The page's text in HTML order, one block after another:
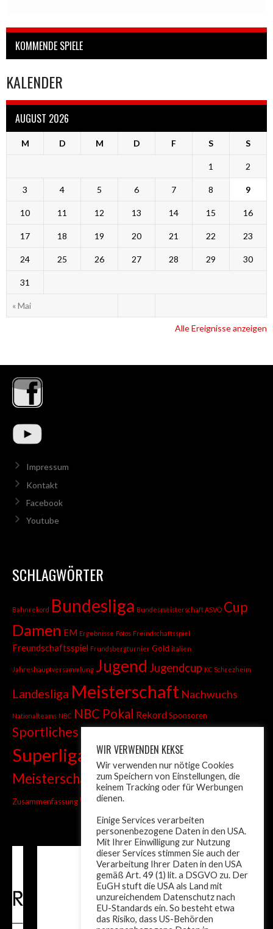
KOMMENDE SPIELE
KALENDER
AUGUST 2026
M D M D F S S
« Mai
1 2
3 4 5 6 7 8 9
10 11 12 13 14 15 16
17 18 19 20 21 22 23
24 25 26 27 28 29 30
31
Alle Ereignisse anzeigen
Impressum
Kontakt
Facebook
Youtube
SCHLAGWÖRTER
Bahnrekord Bundesliga Bundesmeisterschaft ASVÖ Cup
Damen EM Ergebnisse Fotos Freindschaftsspiel
Freundschaftsspiel Frundsbergturnier Gold italien
Jahreshauptversammlung Jugend Jugendcup KC Schrezheim
Landesliga Meisterschaft Nachwuchs
Nationalteams NBC NBC Pokal RekordSponsoren
SportlichesSprint
Superliga TandemTiroler Liga
Meisterschaft Trainer Turnier Weltcup wm
Zusammenfassung ÖM Österreich
WIR VERWENDEN KEKSE
Wir verwenden nur nötige Cookies
zum Speichern von Einstellungen, die
keinem Tracking oder für Werbungen
dienen.
Einige Services verarbeiten
personenbezogene Daten in den USA.
Mit Ihrer Einwilligung zur Nutzung
dieser Services stimmen Sie auch der
Verarbeitung Ihrer Daten in den USA
gemäß Art. 49 (1) lit. a DSGVO zu. Der
EuGH stuft die USA als Land mit
unzureichendem Datenschutz nach
EU-Standards ein. So besteht etwa
das Risiko, dass US-Behörden